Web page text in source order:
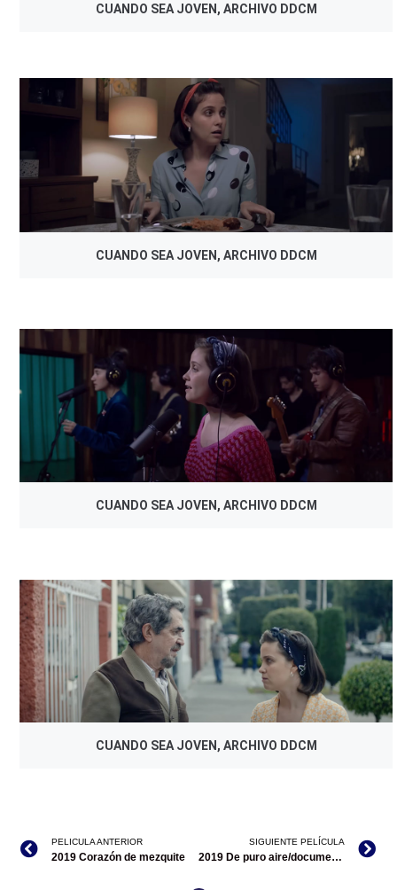
CUANDO SEA JOVEN, ARCHIVO DDCM
CUANDO SEA JOVEN, ARCHIVO DDCM
CUANDO SEA JOVEN, ARCHIVO DDCM
CUANDO SEA JOVEN, ARCHIVO DDCM
PELICULA ANTERIOR
2019 Corazón de mezquite
SIGUIENTE PELÍCULA
2019 De puro aire/documental